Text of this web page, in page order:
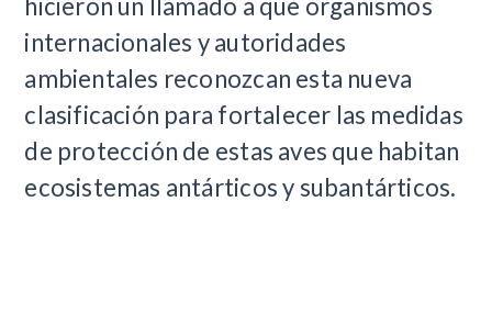
hicieron un llamado a que organismos
internacionales y autoridades
ambientales reconozcan esta nueva
clasificación para fortalecer las medidas
de protección de estas aves que habitan
ecosistemas antárticos y subantárticos.